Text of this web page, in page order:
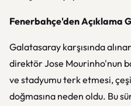
Fenerbahçe'den Açıklama
Galatasaray karşısında
direktör Jose Mourinho'nun
ve stadyumu terk etmesi,
doğmasına neden oldu. Bu